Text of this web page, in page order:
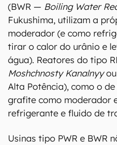
(BWR — Boiling Water
Fukushima, utilizam a
moderador (e como
tirar o calor do urânio e
água). Reatores do tipo
Moshchnosty Kanalnyyou
Alta Potência), como o
grafite como moderador
refrigerante e fluido de
Usinas tipo PWR e BWR